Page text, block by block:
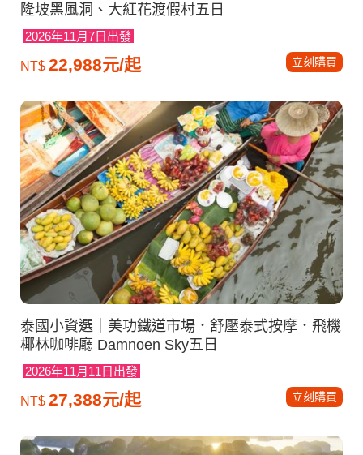
隆坡黑風洞、大紅花渡假村五日
2026年11月7日出發
NT$ 22,988元/起 立刻購買
泰國小資選｜美功鐵道市場．舒壓泰式按摩．飛機
椰林咖啡廳 Damnoen Sky五日
2026年11月11日出發
NT$ 27,388元/起 立刻購買